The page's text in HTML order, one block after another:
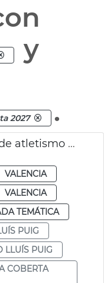
y
2027 .
Evaluación campeonato de atletismo 2027
VALENCIA
VALENCIA
TEMÁTICA
PUIG
LLUÍS PUIG
COBERTA